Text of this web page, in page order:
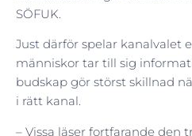
SÖFUK.
Just därför spelar kanalvalet
människor tar till sig
budskap gör störst skillnad
i rätt kanal.
– Vissa läser fortfarande den